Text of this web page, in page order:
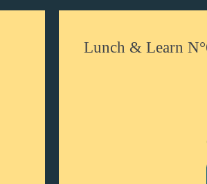
Lunch & Learn